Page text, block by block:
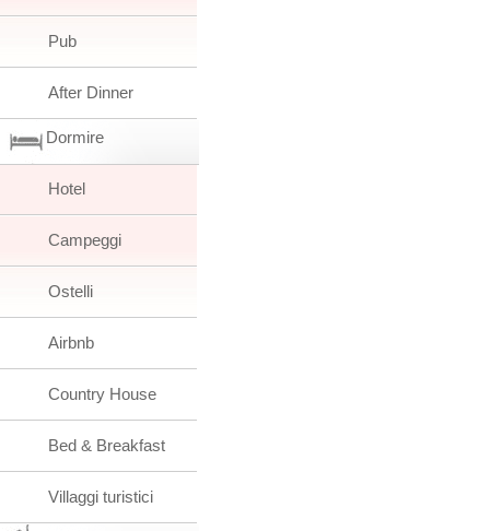
Pub
After Dinner
Dormire
Hotel
Campeggi
Ostelli
Airbnb
Country House
Bed & Breakfast
Villaggi turistici